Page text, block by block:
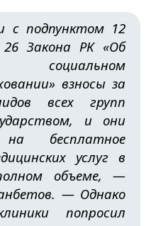
подпунктом 12
Закона РК «Об
социальном
взносы за
всех групп
и они
бесплатное
услуг в
объеме, —
— Однако
попросил